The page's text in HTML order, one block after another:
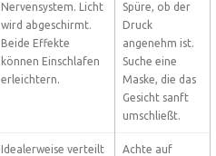
Nervensystem. Licht
wird abgeschirmt.
Beide Effekte
können Einschlafen
erleichtern.
Spüre, ob der
Druck
angenehm ist.
Suche eine
Maske, die das
Gesicht sanft
umschließt.
Idealerweise verteilt
Achte auf